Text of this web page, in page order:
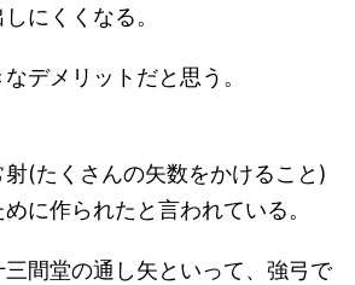
にくくなる。
デメリットだと思う。
(たくさんの矢数をかけること)
に作られたと言われている。
間堂の通し矢といって、強弓で